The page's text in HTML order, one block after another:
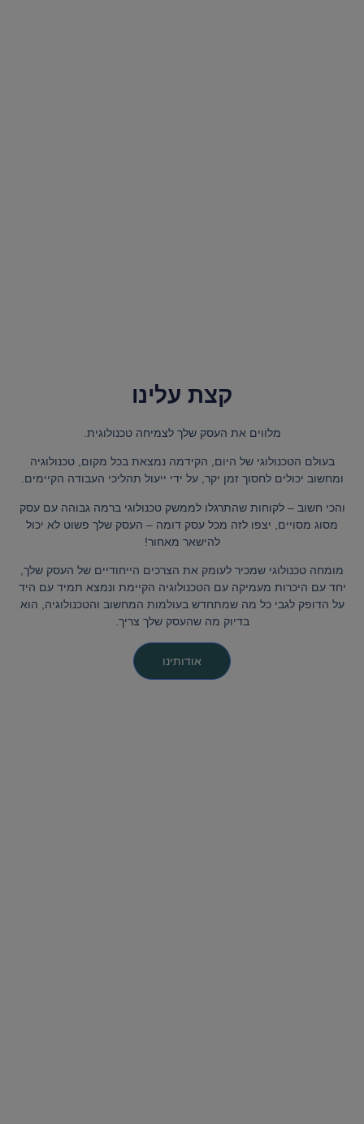
קצת עלינו
מלווים את העסק שלך לצמיחה טכנולוגית.
בעולם הטכנולוגי של היום, הקידמה נמצאת בכל מקום, טכנולוגיה
ומחשוב יכולים לחסוך זמן יקר, על ידי ייעול תהליכי העבודה הקיימים.
והכי חשוב – לקוחות שהתרגלו לממשק טכנולוגי ברמה גבוהה עם עסק
מסוג מסויים, יצפו לזה מכל עסק דומה – העסק שלך פשוט לא יכול
להישאר מאחור!
מומחה טכנולוגי שמכיר לעומק את הצרכים הייחודיים של העסק שלך,
יחד עם היכרות מעמיקה עם הטכנולוגיה הקיימת ונמצא תמיד עם היד
על הדופק לגבי כל מה שמתחדש בעולמות המחשוב והטכנולוגיה, הוא
בדיוק מה שהעסק שלך צריך.
אודותינו